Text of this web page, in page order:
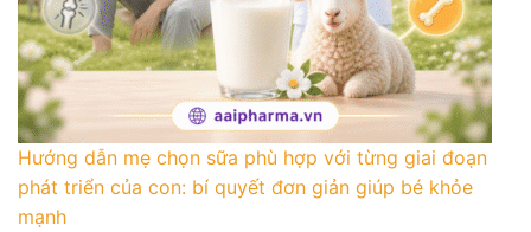
Hướng dẫn mẹ chọn sữa phù hợp với từng giai đoạn
phát triển của con: bí quyết đơn giản giúp bé khỏe
mạnh